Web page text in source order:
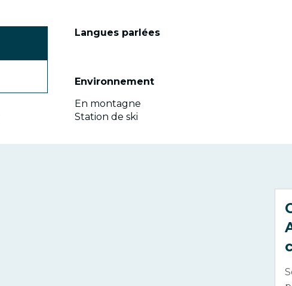
Langues parlées
Langues parlées
Environnement
Environnement
En montagne
Station de ski